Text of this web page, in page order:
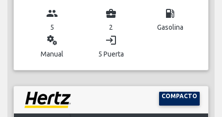
group
5
business_center
2
local_gas_station
Gasolina
miscellaneous_services
Manual
login
5 Puerta
COMPACTO